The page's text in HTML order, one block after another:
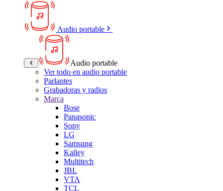
Audio portable
Audio portable
Ver todo en audio portable
Parlantes
Grabadoras y radios
Marca
Bose
Panasonic
Sony
LG
Samsung
Kalley
Multitech
JBL
VTA
TCL